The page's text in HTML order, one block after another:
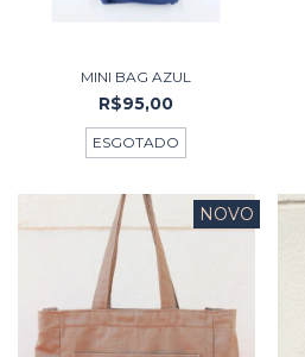
MINI BAG AZUL
R$95,00
ESGOTADO
NOVO